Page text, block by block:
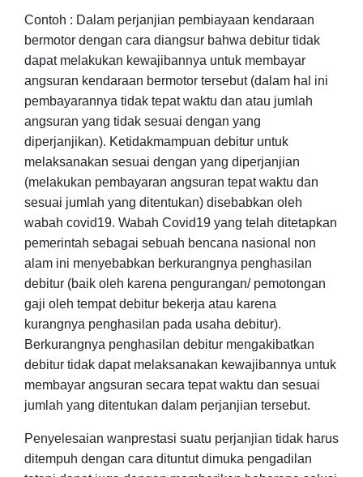
Contoh : Dalam perjanjian pembiayaan kendaraan
bermotor dengan cara diangsur bahwa debitur tidak
dapat melakukan kewajibannya untuk membayar
angsuran kendaraan bermotor tersebut (dalam hal ini
pembayarannya tidak tepat waktu dan atau jumlah
angsuran yang tidak sesuai dengan yang
diperjanjikan). Ketidakmampuan debitur untuk
melaksanakan sesuai dengan yang diperjanjian
(melakukan pembayaran angsuran tepat waktu dan
sesuai jumlah yang ditentukan) disebabkan oleh
wabah covid19. Wabah Covid19 yang telah ditetapkan
pemerintah sebagai sebuah bencana nasional non
alam ini menyebabkan berkurangnya penghasilan
debitur (baik oleh karena pengurangan/ pemotongan
gaji oleh tempat debitur bekerja atau karena
kurangnya penghasilan pada usaha debitur).
Berkurangnya penghasilan debitur mengakibatkan
debitur tidak dapat melaksanakan kewajibannya untuk
membayar angsuran secara tepat waktu dan sesuai
jumlah yang ditentukan dalam perjanjian tersebut.
Penyelesaian wanprestasi suatu perjanjian tidak harus
ditempuh dengan cara dituntut dimuka pengadilan